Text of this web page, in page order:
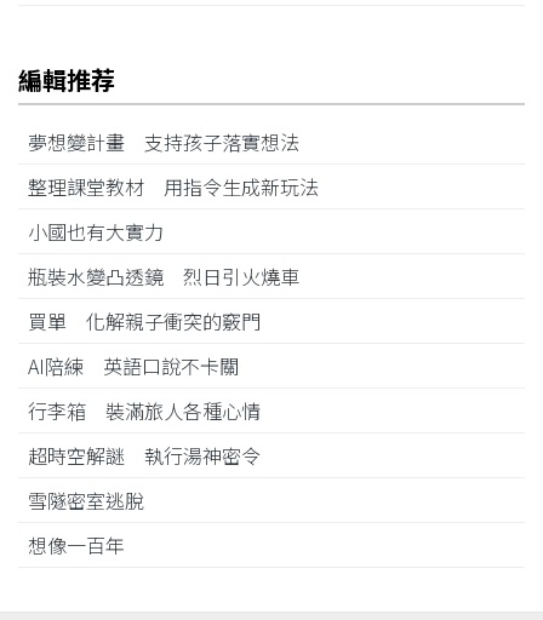
編輯推荐
夢想變計畫 支持孩子落實想法
整理課堂教材 用指令生成新玩法
小國也有大實力
瓶裝水變凸透鏡 烈日引火燒車
買單 化解親子衝突的竅門
AI陪練 英語口說不卡關
行李箱 裝滿旅人各種心情
超時空解謎 執行湯神密令
雪隧密室逃脫
想像一百年